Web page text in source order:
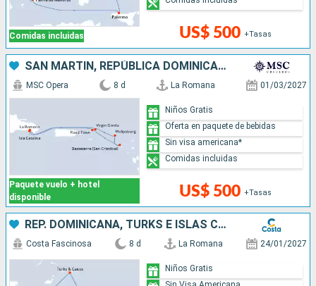
Comidas incluidas US$ 500 +Tasas
SAN MARTÍN, REPÚBLICA DOMINICANA
Paquete vuelo + hotel
disponible
MSC Opera 8 d La Romana 01/03/2027
US$ 500 +Tasas
Niños Gratis
Oferta en paquete de bebidas
Sin visa americana*
Comidas incluidas
REP. DOMINICANA, TURKS E ISLAS CAICOS
Costa Fascinosa 8 d La Romana 24/01/2027
Niños Gratis